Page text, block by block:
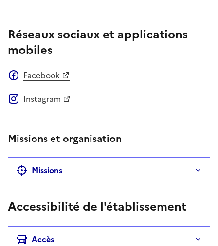
Réseaux sociaux et applications
mobiles
Facebook
Instagram
Missions et organisation
Missions
Accessibilité de l'établissement
Accès